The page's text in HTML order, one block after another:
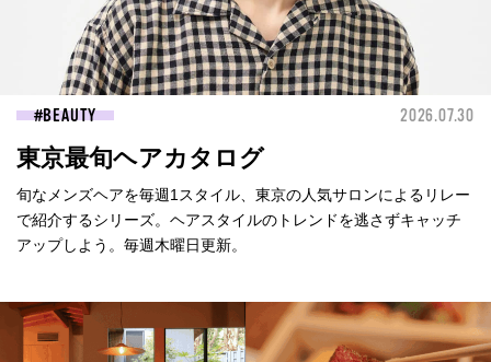
BEAUTY 2026.07.30
東京最旬ヘアカタログ
旬なメンズヘアを毎週1スタイル、東京の人気サロンによるリレー
で紹介するシリーズ。ヘアスタイルのトレンドを逃さずキャッチ
アップしよう。毎週木曜日更新。